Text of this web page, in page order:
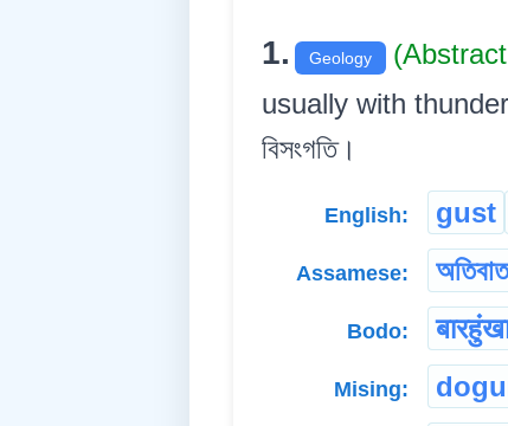
1. Geology
usually with thunder,
বিসংগতি।
English: gust
Assamese: অতিবাত
Bodo:
Mising: